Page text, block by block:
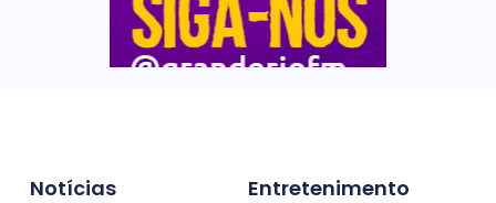
Notícias Entretenimento